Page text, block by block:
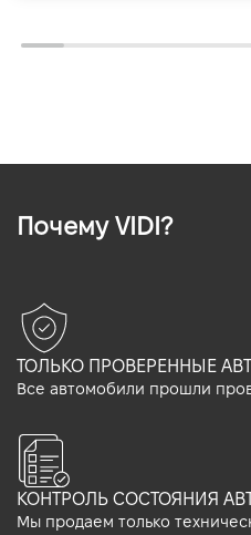
Почему VIDI?
ТОЛЬКО ПРОВЕРЕННЫЕ
Все автомобили прошли
КОНТРОЛЬ СОСТОЯНИЯ
Мы продаем только